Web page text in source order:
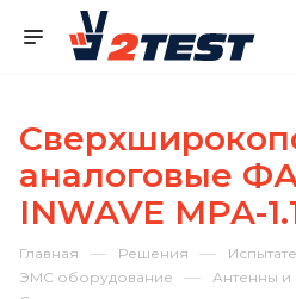
аналоговые
INWAVE MPA-
Главная — Решения —
ЭМС оборудование — Антенны и